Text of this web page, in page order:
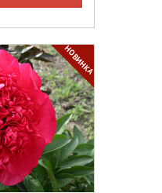
НОВИНКА